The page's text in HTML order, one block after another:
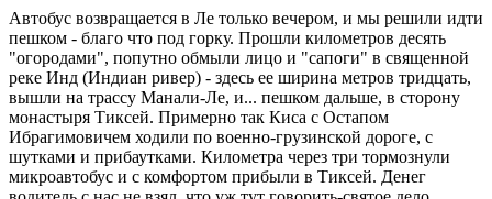
Автобус возвращается в Ле только вечером, и мы решили идти
пешком - благо что под горку. Прошли километров десять
"огородами", попутно обмыли лицо и "сапоги" в священной
реке Инд (Индиан ривер) - здесь ее ширина метров тридцать,
вышли на трассу Манали-Ле, и... пешком дальше, в сторону
монастыря Тиксей. Примерно так Киса с Остапом
Ибрагимовичем ходили по военно-грузинской дороге, с
шутками и прибаутками. Километра через три тормознули
микроавтобус и с комфортом прибыли в Тиксей. Денег